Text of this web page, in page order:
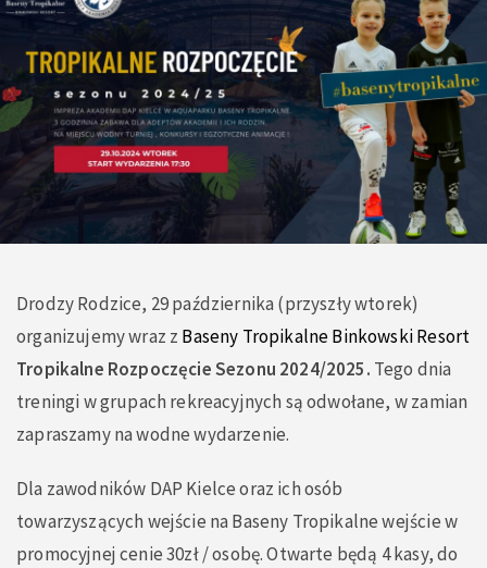
Drodzy Rodzice, 29 października (przyszły wtorek)
organizujemy wraz z Baseny Tropikalne Binkowski Resort
Tropikalne Rozpoczęcie Sezonu 2024/2025. Tego dnia
treningi w grupach rekreacyjnych są odwołane, w zamian
zapraszamy na wodne wydarzenie.
Dla zawodników DAP Kielce oraz ich osób
towarzyszących wejście na Baseny Tropikalne wejście w
promocyjnej cenie 30zł / osobę. Otwarte będą 4 kasy, do